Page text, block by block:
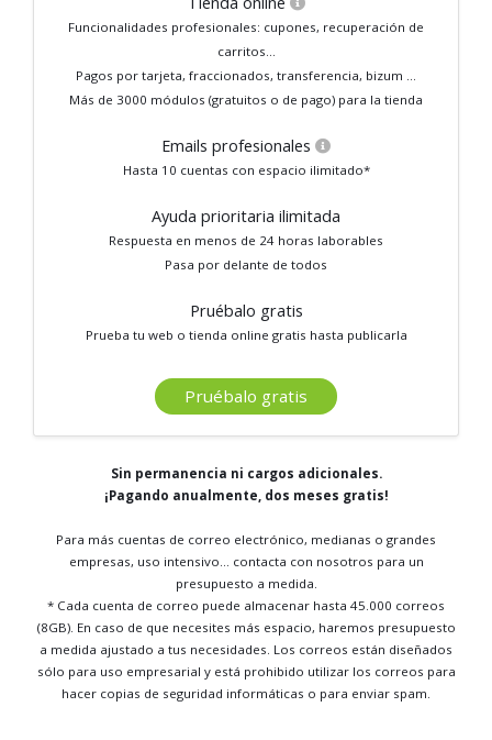
Funcionalidades profesionales: cupones, recuperación de
carritos...
Pagos por tarjeta, fraccionados, transferencia, bizum ...
Más de 3000 módulos (gratuitos o de pago) para la tienda
Emails profesionales
Hasta 10 cuentas con espacio ilimitado*
Ayuda prioritaria ilimitada
Respuesta en menos de 24 horas laborables
Pasa por delante de todos
Pruébalo gratis
Prueba tu web o tienda online gratis hasta publicarla
Pruébalo gratis
Sin permanencia ni cargos adicionales.
¡Pagando anualmente, dos meses gratis!
Para más cuentas de correo electrónico, medianas o grandes
empresas, uso intensivo... contacta con nosotros para un
presupuesto a medida
* Cada cuenta de correo puede almacenar hasta 45.000 correos
(8GB). En caso de que necesites más espacio, haremos presupuesto
a medida ajustado a tus necesidades. Los correos están diseñados
sólo para uso empresarial y está prohibido utilizar los correos para
hacer copias de seguridad informáticas o para enviar spam.